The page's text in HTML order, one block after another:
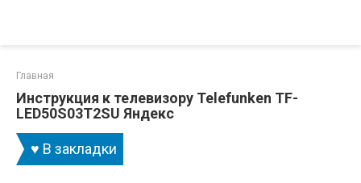
Главная
Инструкция к телевизору Telefunken TF-
LED50S03T2SU Яндекс
♥ В закладки